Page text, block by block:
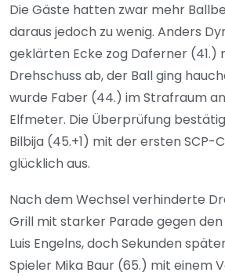
Die Gäste hatten zwar mehr
daraus jedoch zu wenig. Anders
geklärten Ecke zog Daferner (41.)
Drehschuss ab, der Ball ging
wurde Faber (44.) im Strafraum
Elfmeter. Die Überprüfung
Bilbija (45.+1) mit der ersten SCP-
glücklich aus.
Nach dem Wechsel verhinderte
Grill mit starker Parade gegen
Luis Engelns, doch Sekunden
Spieler Mika Baur (65.) mit einem